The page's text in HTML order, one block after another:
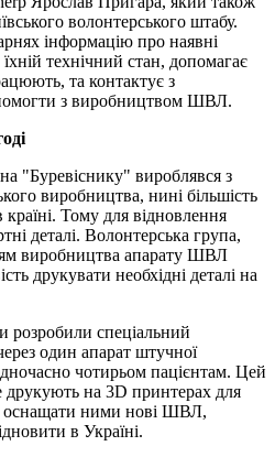
волонтерського штабу.
інформацію про наявні
технічний стан, допомагає
та контактує з
з виробництвом ШВЛ.
"Буревіснику" вироблявся з
виробництва, нині більшість
Тому для відновлення
деталі. Волонтерська група,
виробництва апарату ШВЛ
друкувати необхідні деталі на
розробили спеціальний
один апарат штучної
чотирьом пацієнтам. Цей
на 3D принтерах для
оснащати ними нові ШВЛ,
в Україні.